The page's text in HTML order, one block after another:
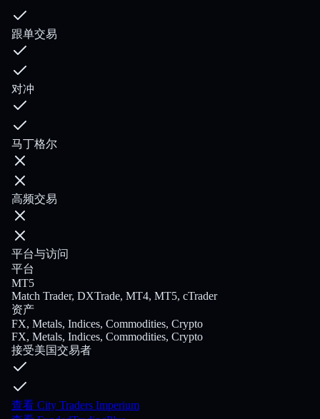
跟单交易
对冲
马丁格尔
高频交易
平台与访问
平台
MT5
Match Trader, DXTrade, MT4, MT5, cTrader
资产
FX, Metals, Indices, Commodities, Crypto
FX, Metals, Indices, Commodities, Crypto
接受美国交易者
查看 City Traders Imperium